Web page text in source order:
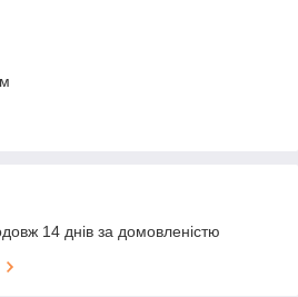
14 днів за домовленістю